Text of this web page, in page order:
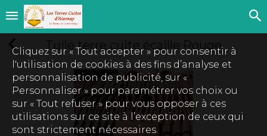
Tuile terre cuite écaille Rouge
Cliquez sur « Tout accepter » pour consentir à
l'utilisation de cookies à des fins d’analyse et
personnalisation de publicité, sur «
Personnaliser » pour paramétrer vos choix ou
sur « Tout refuser » pour vous opposer à ces
utilisations sur ce site à l’exception de ceux qui
sont strictement nécessaires.